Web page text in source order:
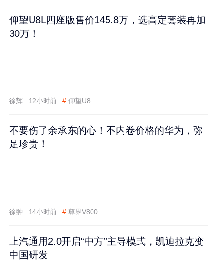
仰望U8L四座版售价145.8万，选高定套装再加
30万！
徐辉 12小时前 # 仰望U8
不要伤了余承东的心！不内卷价格的华为，弥
足珍贵！
徐翀 14小时前 # 尊界V800
上汽通用2.0开启“中方”主导模式，凯迪拉克变
中国研发